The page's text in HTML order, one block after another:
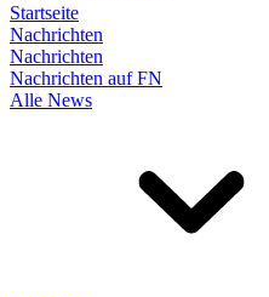
Startseite
Nachrichten
Nachrichten
Nachrichten auf FN
Alle News